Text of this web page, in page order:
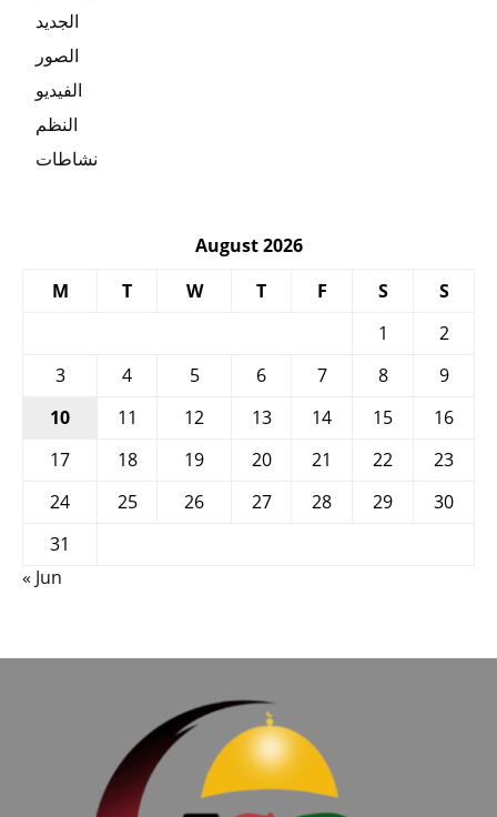
الجديد
الصور
الفيديو
النظم
نشاطات
August 2026
M
T W T F S
S
1
2
3
4 5 6 7 8
9
10
11 12 13 14 15
16
17
18 19 20 21 22
23
24
25 26 27 28 29
30
31
« Jun